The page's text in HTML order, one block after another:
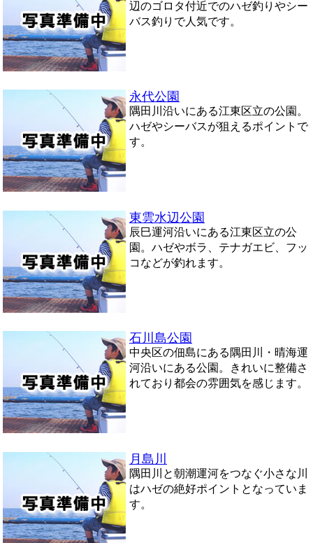
辺のゴロタ付近でのハゼ釣りやシー
バス釣りで人気です。
永代公園
隅田川沿いにある江東区立の公園。
ハゼやシーバスが狙えるポイントで
す。
東雲水辺公園
辰巳運河沿いにある江東区立の公
園。ハゼやボラ、テナガエビ、フッ
コなどが釣れます。
石川島公園
中央区の佃島にある隅田川・晴海運
河沿いにある公園。きれいに整備さ
れており都会の雰囲気を感じます。
月島川
隅田川と朝潮運河をつなぐ小さな川
はハゼの絶好ポイントとなっていま
す。